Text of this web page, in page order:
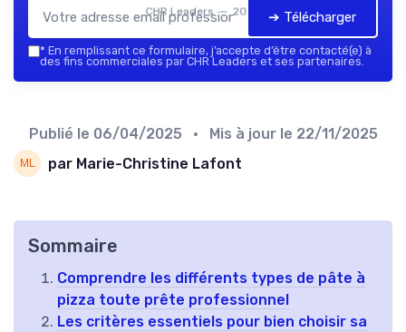
CHR Leaders — 2026 ➔ Télécharger
* En remplissant ce formulaire, j’accepte d’être contacté(e) à
des fins commerciales par CHR Leaders et ses partenaires.
Publié le 06/04/2025 • Mis à jour le 22/11/2025
par Marie-Christine Lafont
Sommaire
Comprendre les différents types de pâte à
pizza toute prête professionnel
Les critères essentiels pour bien choisir sa